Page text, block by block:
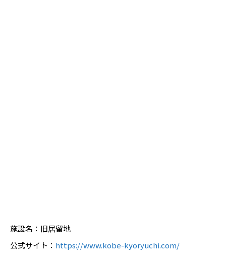
施設名：旧居留地
公式サイト： https://www.kobe-kyoryuchi.com/